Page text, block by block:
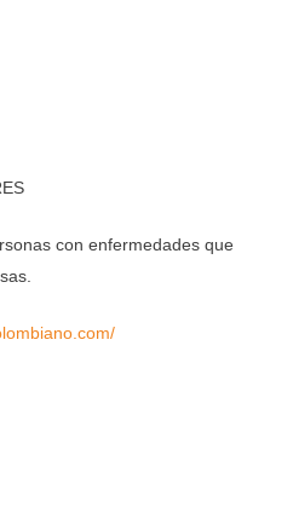
con enfermedades que